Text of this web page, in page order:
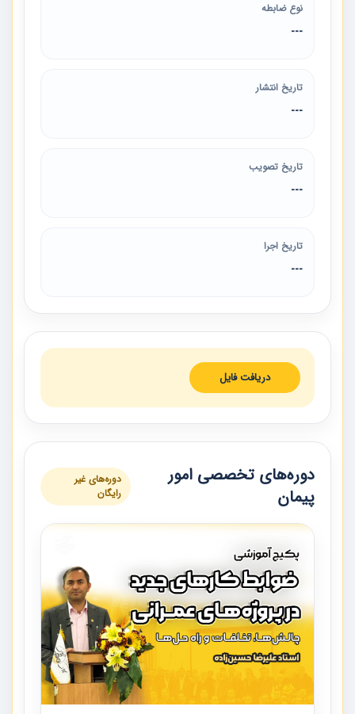
نوع ضابطه
---
تاریخ انتشار
---
تاریخ تصویب
---
تاریخ اجرا
---
دریافت فایل
دوره‌های تخصصی امور
پیمان
دوره‌های غیر
رایگان